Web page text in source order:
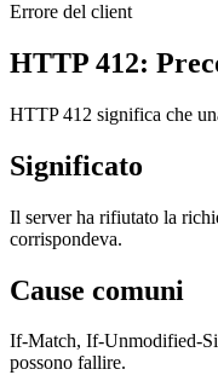
Errore del client
HTTP 412:
HTTP 412 significa che
Significato
Il server ha rifiutato la
corrispondeva.
Cause comuni
If-Match, If-Unmodified-
possono fallire.